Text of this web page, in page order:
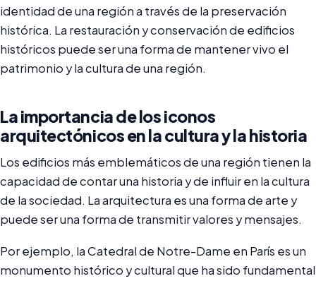
identidad de una región a través de la preservación
histórica. La restauración y conservación de edificios
históricos puede ser una forma de mantener vivo el
patrimonio y la cultura de una región.
La importancia de los iconos
arquitectónicos en la cultura y la historia
Los edificios más emblemáticos de una región tienen la
capacidad de contar una historia y de influir en la cultura
de la sociedad. La arquitectura es una forma de arte y
puede ser una forma de transmitir valores y mensajes.
Por ejemplo, la Catedral de Notre-Dame en París es un
monumento histórico y cultural que ha sido fundamental